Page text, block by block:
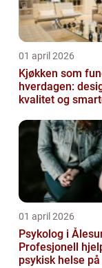
01 april 2026
Kjøkken som
hverdagen:
kvalitet og
01 april 2026
Psykolog i
Profesjonell
psykisk helse